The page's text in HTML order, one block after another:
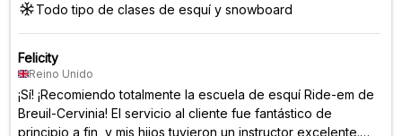
Todo tipo de clases de esquí y snowboard
Felicity
Reino Unido
¡Sí! ¡Recomiendo totalmente la escuela de esquí Ride-em de
Breuil-Cervinia! El servicio al cliente fue fantástico de
principio a fin, y mis hijos tuvieron un instructor excelente.